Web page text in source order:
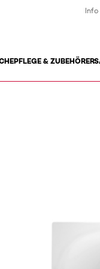
PFLEGE & ZUBEHÖR
Info